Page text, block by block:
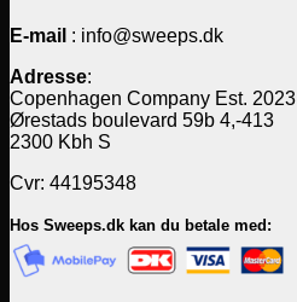
E-mail : info@sweeps.dk
Adresse:
Copenhagen Company Est. 2023
Ørestads boulevard 59b 4,-413
2300 Kbh S
Cvr: 44195348
Hos Sweeps.dk kan du betale med: